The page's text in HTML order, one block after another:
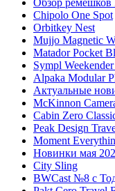
Обзор ремешков
Chipolo One Spot
Orbitkey Nest
Mujjo Magnetic
Matador Pocket
Sympl
Alpaka Modular
Актуальные
McKinnon
Cabin Zero
Peak Design
Moment
Новинки мая
City Sling
BWCast №8 с